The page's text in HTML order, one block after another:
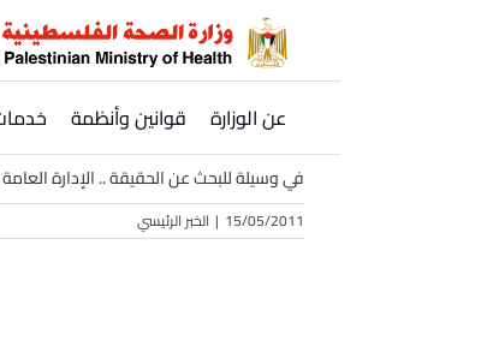
عن الوزارة قوانين وأنظمة
في وسيلة للبحث عن الحقيقة .. الإدارة
15/05/2011
| الخبر الرئيسي